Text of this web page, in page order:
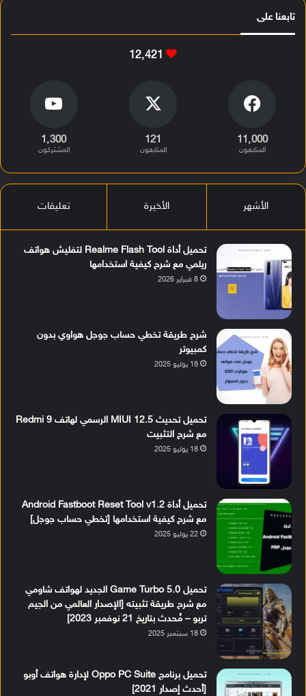
تابعنا على
12٬421
11٬000
المتابعون
121
المتابعون
1٬300
المشتركون
الأشهر الأخيرة تعليقات
تحميل أداة Realme Flash Tool لتفليش هواتف
ريلمي مع شرح كيفية استخدامها
8 فبراير 2026
شرح طريقة تخطي حساب جوجل هواوي بدون
كمبيوتر
18 يوليو 2025
تحميل تحديث MIUI 12.5 الرسمي لهاتف Redmi 9
مع شرح التثبيت
18 يوليو 2025
تحميل أداة Android Fastboot Reset Tool v1.2
مع شرح كيفية استخدامها [تخطي حساب جوجل]
22 يوليو 2025
تحميل Game Turbo 5.0 الجديد لهواتف شاومي
مع شرح طريقة تثبيته [الإصدار العالمي من الجيم
تربو – مُحدث بتاريخ 21 نوفمبر 2023]
18 سبتمبر 2025
تحميل برنامج Oppo PC Suite لإدارة هواتف أوبو
[أحدث إصدار 2021]